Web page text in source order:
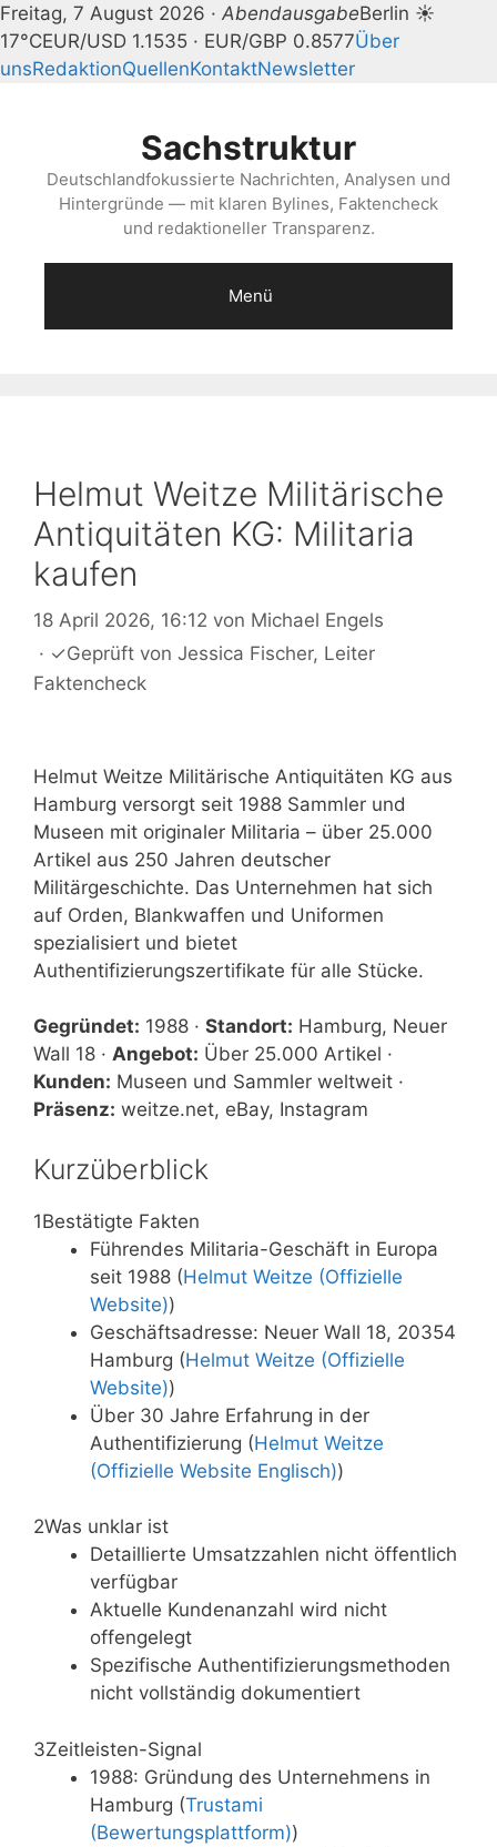
Freitag, 7 August 2026 · AbendausgabeBerlin ☀
17°CEUR/USD 1.1535 · EUR/GBP 0.8577Über
unsRedaktionQuellenKontaktNewsletter
Sachstruktur
Deutschlandfokussierte Nachrichten, Analysen und
Hintergründe — mit klaren Bylines, Faktencheck
und redaktioneller Transparenz.
Menü
Helmut Weitze Militärische
Antiquitäten KG: Militaria
kaufen
18 April 2026, 16:12 von Michael Engels
· ✓Geprüft von Jessica Fischer, Leiter
Faktencheck
Helmut Weitze Militärische Antiquitäten KG aus
Hamburg versorgt seit 1988 Sammler und
Museen mit originaler Militaria – über 25.000
Artikel aus 250 Jahren deutscher
Militärgeschichte. Das Unternehmen hat sich
auf Orden, Blankwaffen und Uniformen
spezialisiert und bietet
Authentifizierungszertifikate für alle Stücke.
Gegründet: 1988 · Standort: Hamburg, Neuer
Wall 18 · Angebot: Über 25.000 Artikel ·
Kunden: Museen und Sammler weltweit ·
Präsenz: weitze.net, eBay, Instagram
Kurzüberblick
1Bestätigte Fakten
Führendes Militaria-Geschäft in Europa
seit 1988 (Helmut Weitze (Offizielle
Website))
Geschäftsadresse: Neuer Wall 18, 20354
Hamburg (Helmut Weitze (Offizielle
Website))
Über 30 Jahre Erfahrung in der
Authentifizierung (Helmut Weitze
(Offizielle Website Englisch))
2Was unklar ist
Detaillierte Umsatzzahlen nicht öffentlich
verfügbar
Aktuelle Kundenanzahl wird nicht
offengelegt
Spezifische Authentifizierungsmethoden
nicht vollständig dokumentiert
3Zeitleisten-Signal
1988: Gründung des Unternehmens in
Hamburg (Trustami
(Bewertungsplattform))